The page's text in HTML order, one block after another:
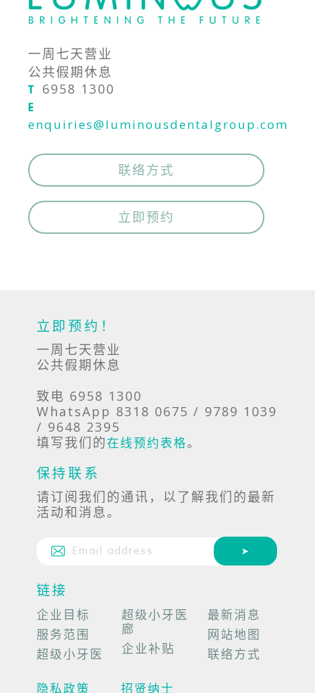
一周七天营业
公共假期休息
T 6958 1300
E
enquiries@luminousdentalgroup.com
联络方式
立即预约
立即预约！
一周七天营业
公共假期休息
致电 6958 1300
WhatsApp 8318 0675 / 9789 1039
/ 9648 2395
填写我们的在线预约表格。
保持联系
请订阅我们的通讯，以了解我们的最新
活动和消息。
链接
企业目标
服务范围
超级小牙医
超级小牙医
廊
企业补贴
最新消息
网站地图
联络方式
隐私政策 招贤纳士